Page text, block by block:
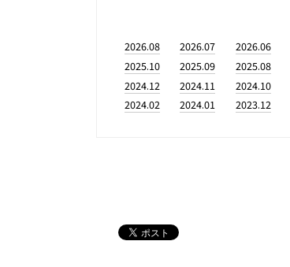
2026.08 2026.07 2026.06
2025.10
2025.09 2025.08
2024.12
2024.11 2024.10
2024.02
2024.01 2023.12